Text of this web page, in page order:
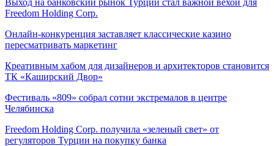
Выход на банковский рынок Турции стал важной вехой для
Freedom Holding Corp.
Онлайн-конкуренция заставляет классические казино
пересматривать маркетинг
Креативным хабом для дизайнеров и архитекторов становится
ТК «Каширский Двор»
Фестиваль «809» собрал сотни экстремалов в центре
Челябинска
Freedom Holding Corp. получила «зеленый свет» от
регуляторов Турции на покупку банка